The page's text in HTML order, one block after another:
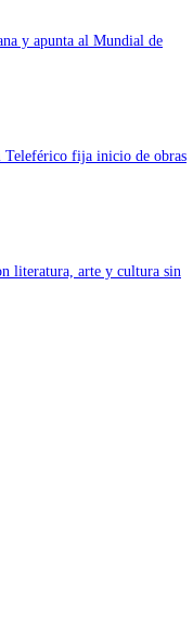
y apunta al Mundial de
Teleférico fija inicio de obras
literatura, arte y cultura sin